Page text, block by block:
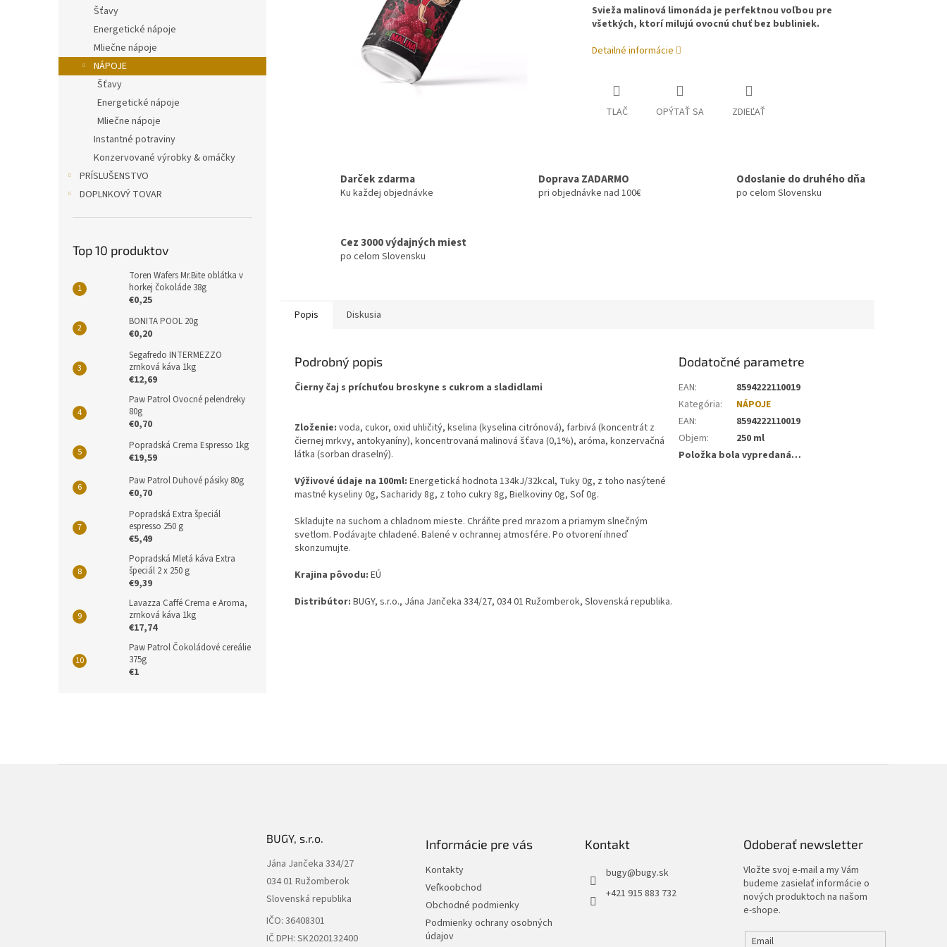
Šťavy
Energetické nápoje
Mliečne nápoje
NÁPOJE
Šťavy
Energetické nápoje
Mliečne nápoje
Instantné potraviny
Konzervované výrobky & omáčky
PRÍSLUŠENSTVO
DOPLNKOVÝ TOVAR
Top 10 produktov
Toren Wafers Mr.Bite oblátka v
horkej čokoláde 38g
€0,25
BONITA POOL 20g
€0,20
Segafredo INTERMEZZO
zrnková káva 1kg
€12,69
Paw Patrol Ovocné pelendreky
80g
€0,70
Popradská Crema Espresso 1kg
€19,59
Paw Patrol Duhové pásiky 80g
€0,70
Popradská Extra špeciál
espresso 250 g
€5,49
Popradská Mletá káva Extra
špeciál 2 x 250 g
€9,39
Lavazza Caffé Crema e Aroma,
zrnková káva 1kg
€17,74
Paw Patrol Čokoládové cereálie
375g
€1
Svieža malinová limonáda je perfektnou voľbou pre
všetkých, ktorí milujú ovocnú chuť bez bubliniek.
Detailné informácie
TLAČ OPÝTAŤ SA ZDIEĽAŤ
Darček zdarma
Ku každej objednávke
Doprava ZADARMO
pri objednávke nad 100€
Odoslanie do druhého dňa
po celom Slovensku
Cez 3000 výdajných miest
po celom Slovensku
Popis Diskusia
Podrobný popis
Čierny čaj s príchuťou broskyne s cukrom a sladidlami
Zloženie: voda, cukor, oxid uhličitý, kselina (kyselina citrónová), farbivá (koncentrát z
čiernej mrkvy, antokyaníny), koncentrovaná malinová šťava (0,1%), aróma, konzervačná
látka (sorban draselný).
Výživové údaje na 100ml: Energetická hodnota 134kJ/32kcal, Tuky 0g, z toho nasýtené
mastné kyseliny 0g, Sacharidy 8g, z toho cukry 8g, Bielkoviny 0g, Soľ 0g.
Skladujte na suchom a chladnom mieste. Chráňte pred mrazom a priamym slnečným
svetlom. Podávajte chladené. Balené v ochrannej atmosfére. Po otvorení ihneď
skonzumujte.
Krajina pôvodu: EÚ
Distribútor: BUGY, s.r.o., Jána Jančeka 334/27, 034 01 Ružomberok, Slovenská republika.
Dodatočné parametre
EAN:
8594222110019
Kategória:
NÁPOJE
EAN:
8594222110019
Objem:
250 ml
Položka bola vypredaná…
BUGY, s.r.o.
Jána Jančeka 334/27
034 01 Ružomberok
Slovenská republika
IČO: 36408301
IČ DPH: SK2020132400
Informácie pre vás
Kontakty
Veľkoobchod
Obchodné podmienky
Podmienky ochrany osobných
údajov
Kontakt
bugy@bugy.sk
+421 915 883 732
Odoberať newsletter
Vložte svoj e-mail a my Vám
budeme zasielať informácie o
nových produktoch na našom
e-shope.
Email